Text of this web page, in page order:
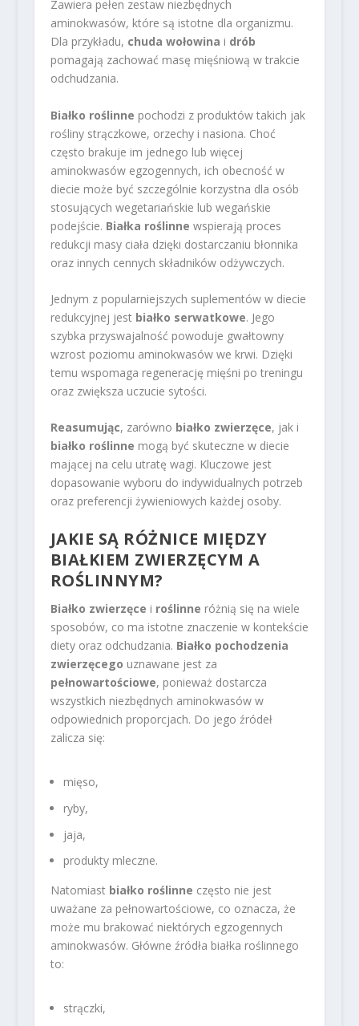
Zawiera pełen zestaw niezbędnych
aminokwasów, które są istotne dla organizmu.
Dla przykładu, chuda wołowina i drób
pomagają zachować masę mięśniową w trakcie
odchudzania.
Białko roślinne pochodzi z produktów takich jak
rośliny strączkowe, orzechy i nasiona. Choć
często brakuje im jednego lub więcej
aminokwasów egzogennych, ich obecność w
diecie może być szczególnie korzystna dla osób
stosujących wegetariańskie lub wegańskie
podejście. Białka roślinne wspierają proces
redukcji masy ciała dzięki dostarczaniu błonnika
oraz innych cennych składników odżywczych.
Jednym z popularniejszych suplementów w diecie
redukcyjnej jest białko serwatkowe. Jego
szybka przyswajalność powoduje gwałtowny
wzrost poziomu aminokwasów we krwi. Dzięki
temu wspomaga regenerację mięśni po treningu
oraz zwiększa uczucie sytości.
Reasumując, zarówno białko zwierzęce, jak i
białko roślinne mogą być skuteczne w diecie
mającej na celu utratę wagi. Kluczowe jest
dopasowanie wyboru do indywidualnych potrzeb
oraz preferencji żywieniowych każdej osoby.
JAKIE SĄ RÓŻNICE MIĘDZY
BIAŁKIEM ZWIERZĘCYM A
ROŚLINNYM?
Białko zwierzęce i roślinne różnią się na wiele
sposobów, co ma istotne znaczenie w kontekście
diety oraz odchudzania. Białko pochodzenia
zwierzęcego uznawane jest za
pełnowartościowe, ponieważ dostarcza
wszystkich niezbędnych aminokwasów w
odpowiednich proporcjach. Do jego źródeł
zalicza się:
mięso,
ryby,
jaja,
produkty mleczne.
Natomiast białko roślinne często nie jest
uważane za pełnowartościowe, co oznacza, że
może mu brakować niektórych egzogennych
aminokwasów. Główne źródła białka roślinnego
to:
strączki,